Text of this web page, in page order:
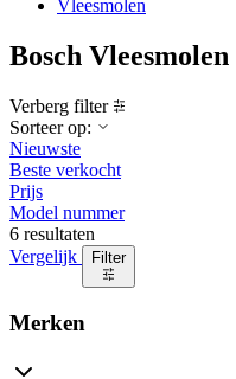
Vleesmolen
Bosch Vleesmolen
Verberg filter
Sorteer op:
Nieuwste
Beste verkocht
Prijs
Model nummer
6 resultaten
Vergelijk
Filter
Merken